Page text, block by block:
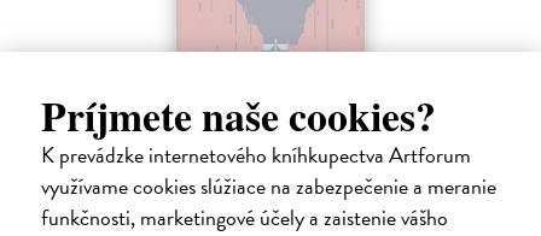
Príjmete naše cookies?
K prevádzke internetového kníhkupectva Artforum
využívame cookies slúžiace na zabezpečenie a meranie
funkčnosti, marketingové účely a zaistenie vášho
Tramwaj na Sachsenberg
Sagitarius Petr| Kniha
Tramwaj Cafe je kavárna v polském Těšíně a zároveň místo, kde se